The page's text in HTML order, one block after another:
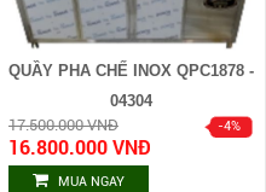
QUẦY PHA CHẾ INOX QPC1878 -
04304
17.500.000 VNĐ
16.800.000 VNĐ
MUA NGAY